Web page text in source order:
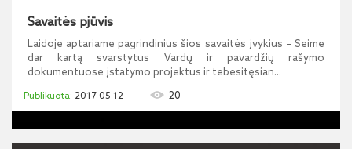
Savaitės pjūvis
Laidoje aptariame pagrindinius šios savaitės įvykius – Seime
dar kartą svarstytus Vardų ir pavardžių rašymo
dokumentuose įstatymo projektus ir tebesitęsian...
2017-05-12 20